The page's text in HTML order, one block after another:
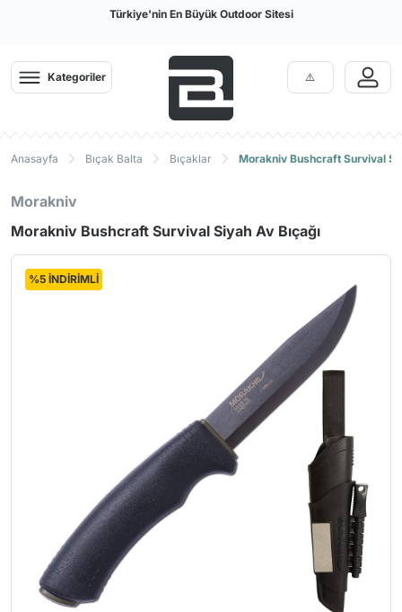
Türkiye'nin En Büyük Outdoor Sitesi
Kategoriler
Anasayfa Bıçak Balta Bıçaklar Morakniv Bushcraft Survival
Morakniv
Morakniv Bushcraft Survival Siyah Av Bıçağı
%5 İNDİRİMLİ